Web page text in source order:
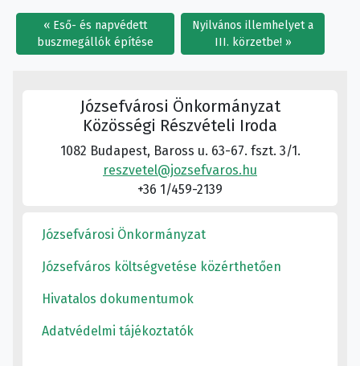
Eső- és napvédett
buszmegállók építése
Nyilvános illemhelyet a
III. körzetbe!
Józsefvárosi Önkormányzat
Közösségi Részvételi Iroda
1082 Budapest, Baross u. 63-67. fszt. 3/1.
reszvetel@jozsefvaros.hu
+36 1/459-2139
Józsefvárosi Önkormányzat
Józsefváros költségvetése közérthetően
Hivatalos dokumentumok
Adatvédelmi tájékoztatók